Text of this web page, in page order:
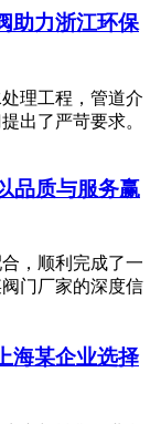
助力浙江环保
理工程，管道介
出了严苛要求。
品质与服务赢
，顺利完成了一
门厂家的深度信
海某企业选择